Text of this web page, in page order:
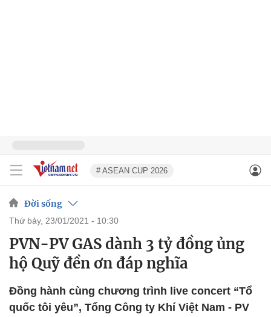
# ASEAN CUP 2026
Đời sống
thứ bảy, 23/01/2021 - 10:30
PVN-PV GAS dành 3 tỷ đồng ủng
hộ Quỹ đền ơn đáp nghĩa
Đồng hành cùng chương trình live concert “Tổ
quốc tôi yêu”, Tổng Công ty Khí Việt Nam - PV